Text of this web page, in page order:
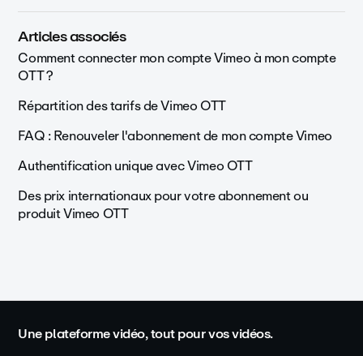
Articles associés
Comment connecter mon compte Vimeo à mon compte
OTT ?
Répartition des tarifs de Vimeo OTT
FAQ : Renouveler l'abonnement de mon compte Vimeo
Authentification unique avec Vimeo OTT
Des prix internationaux pour votre abonnement ou
produit Vimeo OTT
Une plateforme vidéo, tout pour vos vidéos.